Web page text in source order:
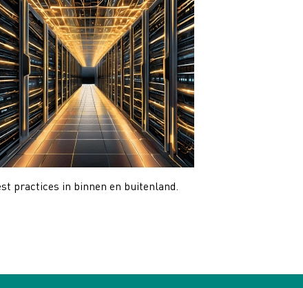
practices in binnen en buitenland.